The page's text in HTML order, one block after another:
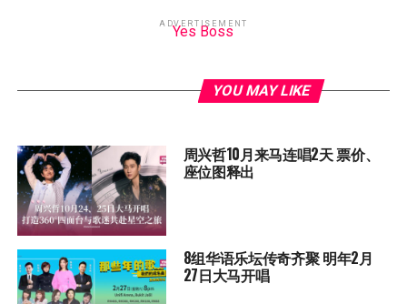
ADVERTISEMENT
Yes Boss
YOU MAY LIKE
周兴哲10月来马连唱2天 票价、
座位图释出
8组华语乐坛传奇⻬聚 明年2月
27日大马开唱